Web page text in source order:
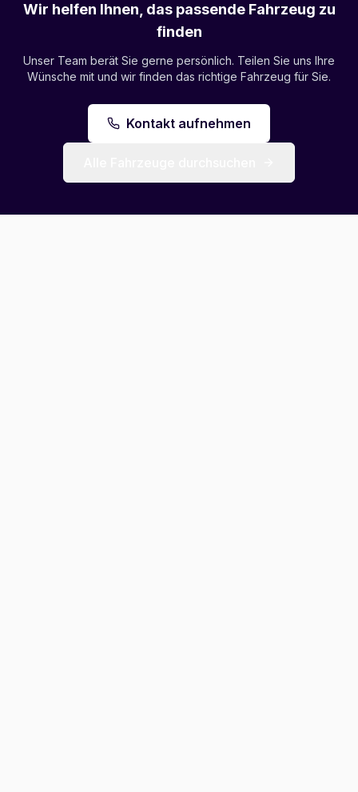
Wir helfen Ihnen, das passende Fahrzeug zu
finden
Unser Team berät Sie gerne persönlich. Teilen Sie uns Ihre
Wünsche mit und wir finden das richtige Fahrzeug für Sie.
Kontakt aufnehmen